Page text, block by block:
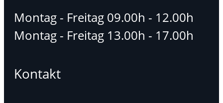
Montag - Freitag 09.00h - 12.00h
Montag - Freitag 13.00h - 17.00h
Kontakt